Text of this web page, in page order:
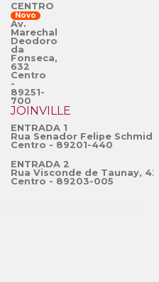
CENTRO
Novo
Av.
Marechal
Deodoro
da
Fonseca,
632
Centro
-
89251-
700
JOINVILLE
ENTRADA 1
Rua Senador Felipe
Centro - 89201-440
ENTRADA 2
Rua Visconde de Taunay,
Centro - 89203-005